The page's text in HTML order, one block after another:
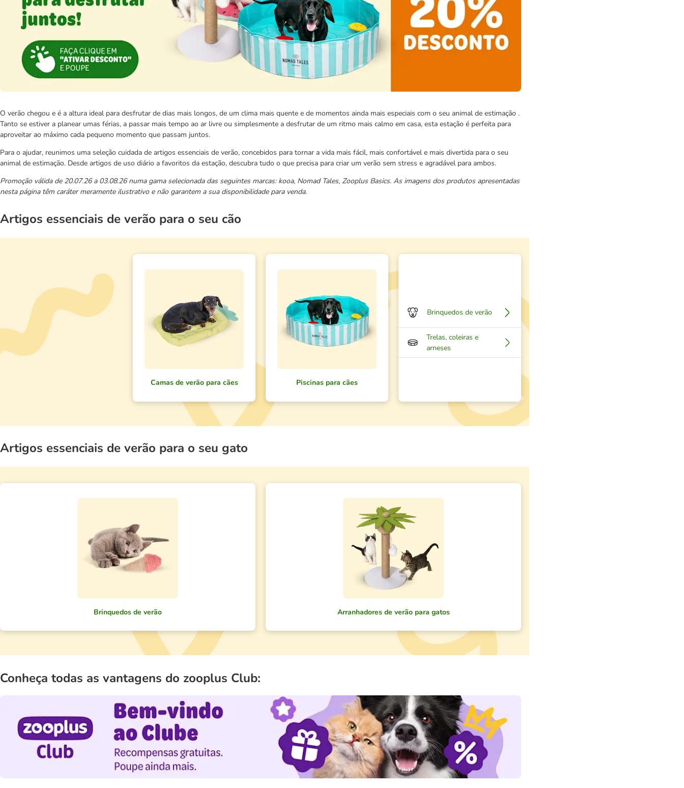
O verão chegou e é a altura ideal para desfrutar de dias mais longos, de um clima mais quente e de momentos ainda mais especiais com o seu animal de estimação .
Tanto se estiver a planear umas férias, a passar mais tempo ao ar livre ou simplesmente a desfrutar de um ritmo mais calmo em casa, esta estação é perfeita para
aproveitar ao máximo cada pequeno momento que passam juntos.
Para o ajudar, reunimos uma seleção cuidada de artigos essenciais de verão, concebidos para tornar a vida mais fácil, mais confortável e mais divertida para o seu
animal de estimação. Desde artigos de uso diário a favoritos da estação, descubra tudo o que precisa para criar um verão sem stress e agradável para ambos.
Promoção válida de 20.07.26 a 03.08.26 numa gama selecionada das seguintes marcas: kooa, Nomad Tales, Zooplus Basics. As imagens dos produtos apresentadas
nesta página têm caráter meramente ilustrativo e não garantem a sua disponibilidade para venda.
Artigos essenciais de verão para o seu cão
Camas de verão para cães Piscinas para cães
Brinquedos de verão
Trelas, coleiras e
arneses
Artigos essenciais de verão para o seu gato
Brinquedos de verão Arranhadores de verão para gatos
Conheça todas as vantagens do zooplus Club: